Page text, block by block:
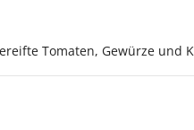
Tomaten, Gewürze und